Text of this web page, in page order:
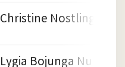
Christine Nostlinger
Lygia Bojunga Nunes